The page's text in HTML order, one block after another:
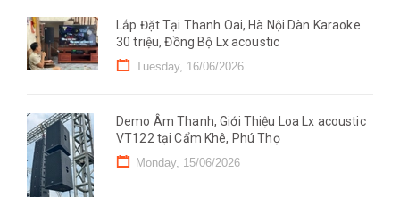
Lắp Đặt Tại Thanh Oai, Hà Nội Dàn Karaoke
30 triệu, Đồng Bộ Lx acoustic
Tuesday, 16/06/2026
Demo Âm Thanh, Giới Thiệu Loa Lx acoustic
VT122 tại Cẩm Khê, Phú Thọ
Monday, 15/06/2026